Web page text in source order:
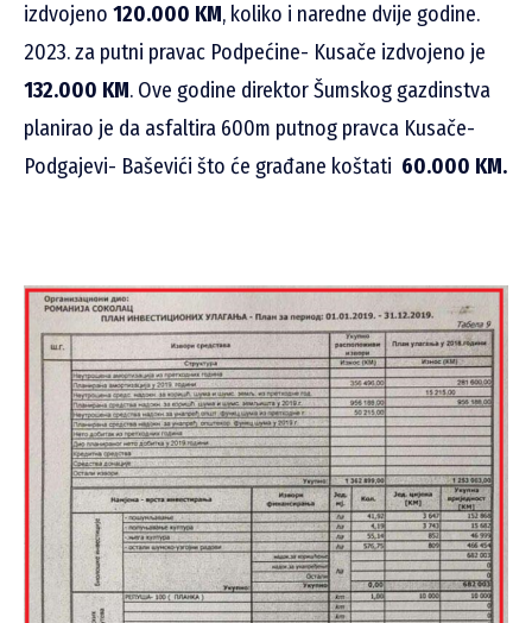
izdvojeno 120.000 KM, koliko i naredne dvije godine.
2023. za putni pravac Podpećine- Kusače izdvojeno je
132.000 KM. Ove godine direktor Šumskog gazdinstva
planirao je da asfaltira 600m putnog pravca Kusače-
Podgajevi- Baševići što će građane koštati 60.000 KM.